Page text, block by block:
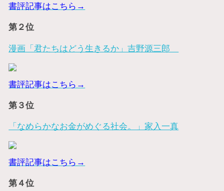
書評記事はこちら→
第２位
漫画「君たちはどう生きるか」吉野源三郎
書評記事はこちら→
第３位
「なめらかなお金がめぐる社会。」家入一真
書評記事はこちら→
第４位